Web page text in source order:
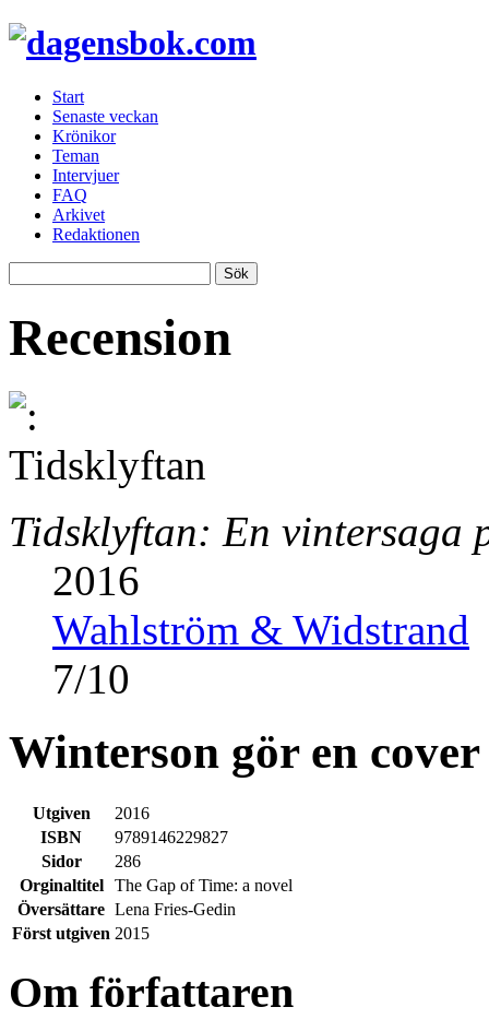
Start
Senaste veckan
Krönikor
Teman
Intervjuer
FAQ
Arkivet
Redaktionen
Recension
Tidsklyftan: En vintersaga
2016
Wahlström & Widstrand
7/10
Winterson gör en cover
Utgiven
2016
ISBN
9789146229827
Sidor
286
Orginaltitel
The Gap of Time: a novel
Översättare Lena Fries-Gedin
Först utgiven 2015
Om författaren